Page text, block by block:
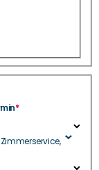
*
Zimmerservice,